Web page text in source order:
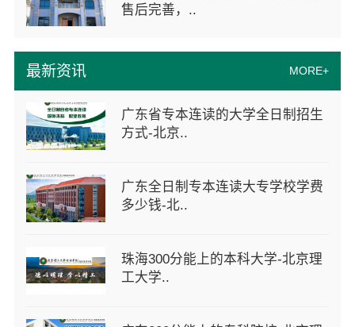
最新资讯 MORE+
广东省专本连读的大学全日制招生
方式-北京..
广东全日制专本连读大专学校学费
多少钱-北..
珠海300分能上的本科大学-北京理
工大学..
售后完善，..